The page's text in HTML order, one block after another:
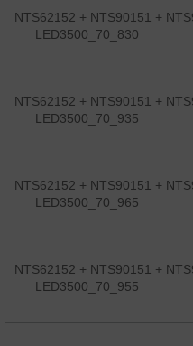
NTS62152 + NTS90151 +
LED3500_70_830
NTS62152 + NTS90151 +
LED3500_70_935
NTS62152 + NTS90151 +
LED3500_70_965
NTS62152 + NTS90151 +
LED3500_70_955